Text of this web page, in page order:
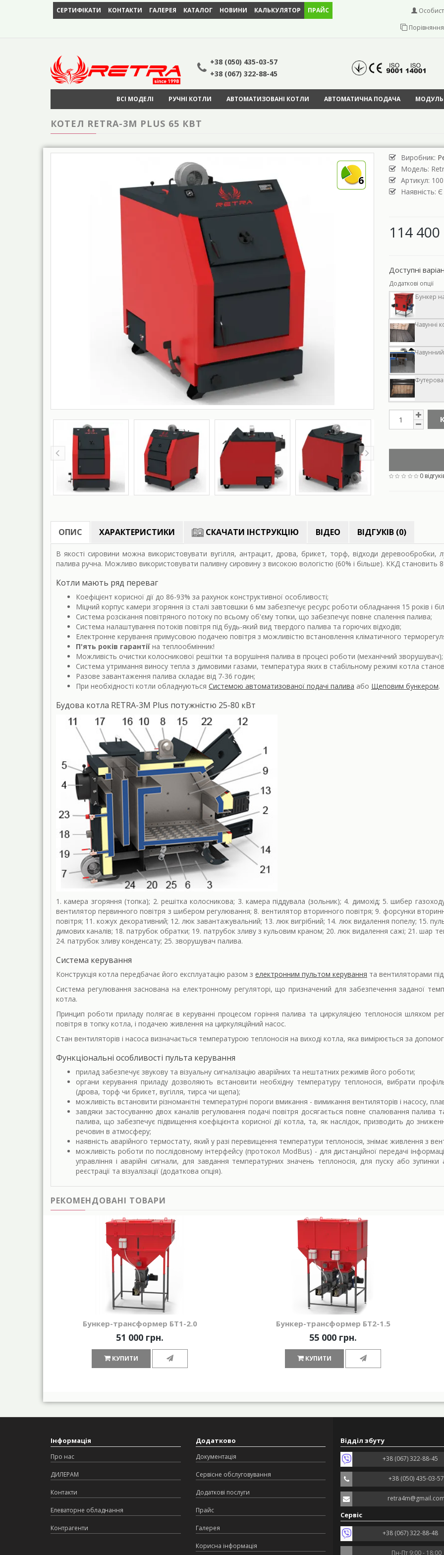
СЕРТИФІКАТИ КОНТАКТИ ГАЛЕРЕЯ КАТАЛОГ НОВИНИ КАЛЬКУЛЯТОР ПРАЙС
Порівняння
+38 (050) 435-03-57
+38 (067) 322-88-45
ВСІ МОДЕЛІ РУЧНІ КОТЛИ АВТОМАТИЗОВАНІ КОТЛИ АВТОМАТИЧНА ПОДАЧА
КОТЕЛ RETRA-3М PLUS 65 КВТ
6
Виробник:
Модель:
Артикул:
Наявність:
114 400
Доступні
Додаткові опції
Бункер
Чавунні
Чавунний
0
ОПИС ХАРАКТЕРИСТИКИ СКАЧАТИ ІНСТРУКЦІЮ ВІДЕО ВІДГУКІВ (0)
В якості сировини можна використовувати вугілля, антрацит, дрова, брикет, торф, відходи деревообробки,
палива ручна. Можливо використовувати паливну сировину з високою вологістю (60% і більше). ККД становить
Котли мають ряд переваг
Коефіцієнт корисної дії до 86-93% за рахунок конструктивної особливості;
Міцний корпус камери згоряння із сталі завтовшки 6 мм забезпечує ресурс роботи обладнання 15 років і
Система розсікання повітряного потоку по всьому об'єму топки, що забезпечує повне спалення палива;
Система налаштування потоків повітря під будь-який вид твердого палива та горючих відходів;
Електронне керування примусовою подачею повітря з можливістю встановлення кліматичного
П'ять років гарантії на теплообмінник!
Можливість очистки колосникової решітки та ворушіння палива в процесі роботи (механічний зворушувач);
Система утримання виносу тепла з димовими газами, температура яких в стабільному режимі котла
Разове завантаження палива складає від 7-36 годин;
При необхідності котли обладнуються Системою автоматизованої подачі палива або Щеповим бункером.
Будова котла RETRA-3М Plus потужністю 25-80 кВт
1. камера згоряння (топка); 2. решітка колосникова; 3. камера піддувала (зольник); 4. димохід; 5. шибер
вентилятор первинного повітря з шибером регулювання; 8. вентилятор вторинного повітря; 9. форсунки
повітря; 11. кожух декоративний; 12. люк завантажувальний; 13. люк вигрібний; 14. люк видалення попелу; 15.
димових каналів; 18. патрубок обратки; 19. патрубок зливу з кульовим краном; 20. люк видалення сажі; 21. шар
24. патрубок зливу конденсату; 25. зворушувач палива.
Система керування
Конструкція котла передбачає його експлуатацію разом з електронним пультом керування та вентиляторами
Система регулювання заснована на електронному регуляторі, що призначений для забезпечення заданої
котла.
Принцип роботи приладу полягає в керуванні процесом горіння палива та циркуляцією теплоносія шляхом
повітря в топку котла, і подачею живлення на циркуляційний насос.
Стан вентиляторів і насоса визначається температурою теплоносія на виході котла, яка вимірюється за
Функціональні особливості пульта керування
прилад забезпечує звукову та візуальну сигналізацію аварійних та нештатних режимів його роботи;
органи керування приладу дозволяють встановити необхідну температуру теплоносія, вибрати
(дрова, торф чи брикет, вугілля, тирса чи щепа);
можливість встановити різноманітні температурні пороги вмикання - вимикання вентиляторів і насосу,
завдяки застосуванню двох каналів регулювання подачі повітря досягається повне спалювання палива
палива, що забезпечує підвищення коефіцієнта корисної дії котла, та, як наслідок, призводить до
речовин в атмосферу;
наявність аварійного термостату, який у разі перевищення температури теплоносія, знімає живлення з
можливість роботи по послідовному інтерфейсу (протокол ModBus) - для дистанційної передачі
управління і аварійні сигнали, для завдання температурних значень теплоносія, для пуску або
реєстрації та візуалізації (додаткова опція).
РЕКОМЕНДОВАНІ ТОВАРИ
Бункер-трансформер БТ1-2.0
51 000 грн.
КУПИТИ
Бункер-трансформер БТ2-1.5
55 000 грн.
КУПИТИ
Інформація
Про нас
ДИЛЕРАМ
Контакти
Елеваторне обладнання
Контрагенти
Додатково
Документація
Сервісне обслуговування
Додаткові послуги
Прайс
Галерея
Корисна інформація
Відділ збуту
+38 (067) 322-88-45
+38 (050) 435-03-57
Сервіс
+38 (067) 322-88-48
Пн-Пт 9:00 - 18:00